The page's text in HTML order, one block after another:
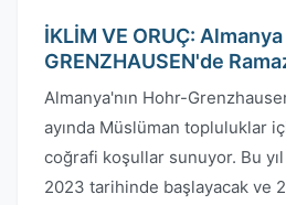
İKLİM VE ORUÇ:
GRENZHAUSEN'de
Almanya'nın Hohr-
ayında Müslüman topluluklar
coğrafi koşullar sunuyor. Bu
2023 tarihinde başlayacak ve